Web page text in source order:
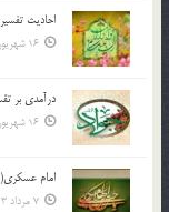
احادیث
16 شهریور 03
درآمدی بر
16 شهریور 03
امام
7 مرداد 03